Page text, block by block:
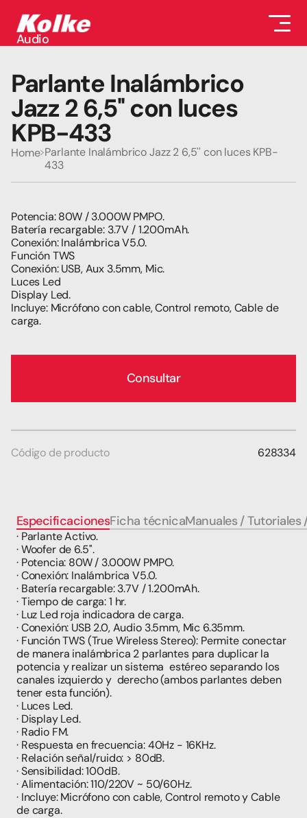
Audio
Auriculares
Conectividad
Gaming
Seguridad
Perifericos
Televisores
Tabletas
Parlante Inalámbrico
Jazz 2 6,5'' con luces
KPB-433
Home Parlante Inalámbrico Jazz 2 6,5'' con luces KPB-
433
Potencia: 80W / 3.000W PMPO.
Batería recargable: 3.7V / 1.200mAh.
Conexión: Inalámbrica V5.0.
Función TWS
Conexión: USB, Aux 3.5mm, Mic.
Luces Led
Display Led.
Incluye: Micrófono con cable, Control remoto, Cable de
carga.
Consultar
Código de producto 628334
EspecificacionesFicha técnicaManuales / Tutoriales
· Parlante Activo.
· Woofer de 6.5''.
· Potencia: 80W / 3.000W PMPO.
· Conexión: Inalámbrica V5.0.
· Batería recargable: 3.7V / 1.200mAh.
· Tiempo de carga: 1 hr.
· Luz Led roja indicadora de carga.
· Conexión: USB 2.0, Audio 3.5mm, Mic 6.35mm.
· Función TWS (True Wireless Stereo): Permite conectar
de manera inalámbrica 2 parlantes para duplicar la
potencia y realizar un sistema  estéreo separando los
canales izquierdo y  derecho (ambos parlantes deben
tener esta función).
· Luces Led.
· Display Led.
· Radio FM.
· Respuesta en frecuencia: 40Hz - 16KHz.
· Relación señal/ruido: > 80dB.
· Sensibilidad: 100dB.
· Alimentación: 110/220V ~ 50/60Hz.
· Incluye: Micrófono con cable, Control remoto y Cable
de carga.